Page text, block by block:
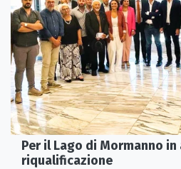
Per il Lago di Mormanno
riqualificazione